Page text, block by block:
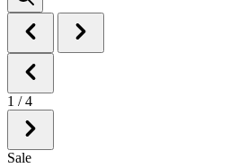
1 / 4
Sale